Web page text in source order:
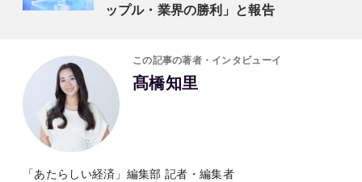
ップル・業界の勝利」と報告
この記事の著者・インタビューイ
髙橋知里
「あたらしい経済」編集部 記者・編集者